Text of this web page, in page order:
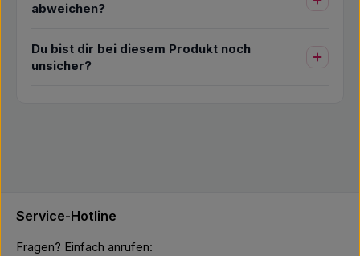
abweichen?
Du bist dir bei diesem Produkt noch
unsicher?
Service-Hotline
Fragen? Einfach anrufen: